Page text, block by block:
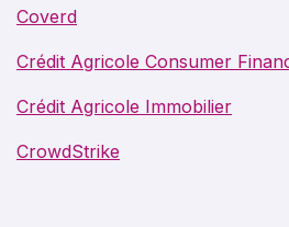
Coverd
Crédit Agricole Consumer
Crédit Agricole Immobilier
CrowdStrike